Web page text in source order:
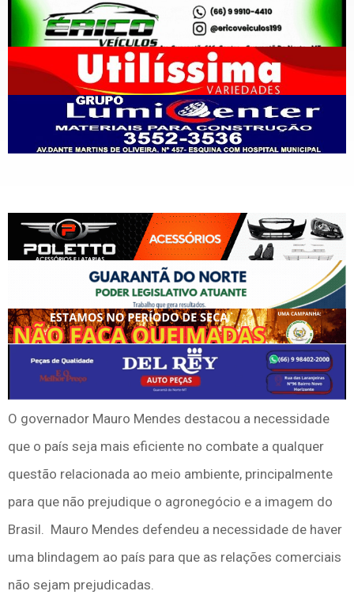
O governador Mauro Mendes destacou a necessidade
que o país seja mais eficiente no combate a qualquer
questão relacionada ao meio ambiente, principalmente
para que não prejudique o agronegócio e a imagem do
Brasil. Mauro Mendes defendeu a necessidade de haver
uma blindagem ao país para que as relações comerciais
não sejam prejudicadas.